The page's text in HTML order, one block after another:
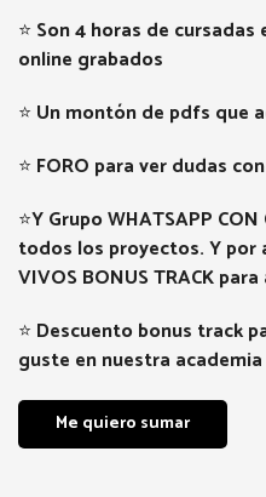
⭐ Son 4 horas de
online grabados
⭐ Un montón de pdfs que
⭐ FORO para ver dudas con
⭐Y Grupo WHATSAPP
todos los proyectos. Y por
VIVOS BONUS TRACK
⭐ Descuento bonus track
guste en nuestra academia
Me quiero sumar